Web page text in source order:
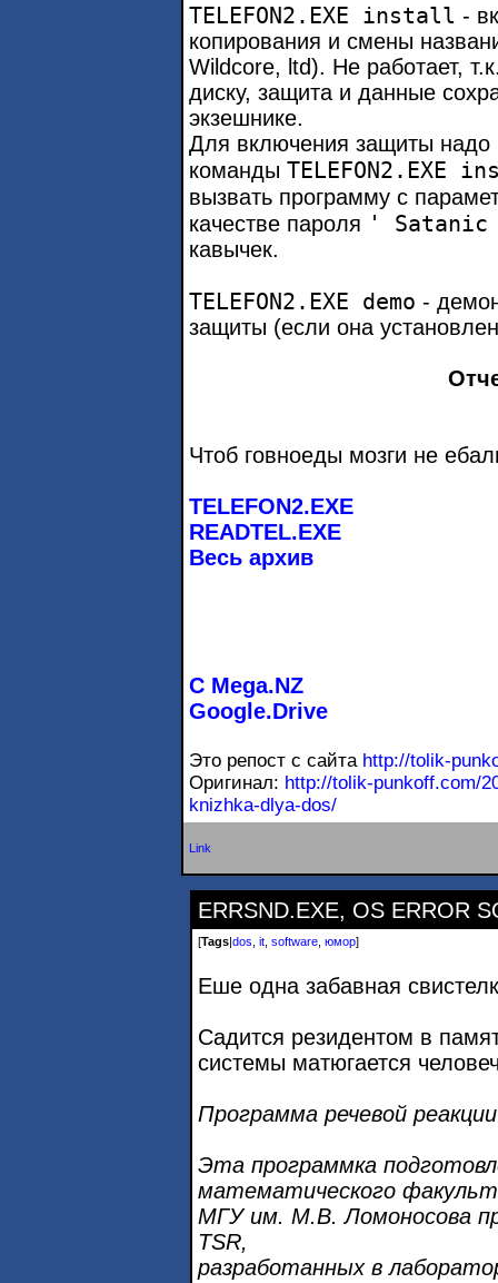
TELEFON2.EXE install -
копирования и смены
Wildcore, ltd). Не работает,
диску, защита и данные
экзешнике.
Для включения защиты надо
команды TELEFON2.EXE
вызвать программу с
качестве пароля '
кавычек.
TELEFON2.EXE demo -
защиты (если она
Чтоб говноеды мозги не
TELEFON2.EXE
READTEL.EXE
Весь архив
С Mega.NZ
Google.Drive
Это репост с сайта http://tolik-
Оригинал: http://tolik-punkoff.com/
knizhka-dlya-dos/
Link
ERRSND.EXE, OS ERROR
[Tags|dos it software юмор]
Еше одна забавная
Садится резидентом в
системы матюгается
Программа речевой
Эта программка
математического
МГУ им. М.В. Ломоносова
TSR,
разработанных в